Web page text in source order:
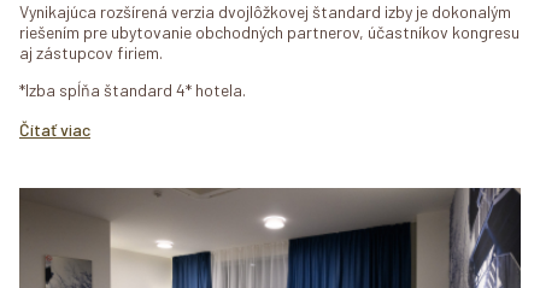
Vynikajúca rozšírená verzia dvojlôžkovej štandard izby je dokonalým
riešením pre ubytovanie obchodných partnerov, účastníkov kongresu
aj zástupcov firiem.
*Izba spĺňa štandard 4* hotela.
Čítať viac